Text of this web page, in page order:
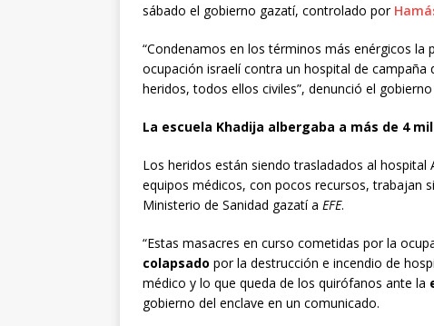
sábado el gobierno gazatí, controlado por
“Condenamos en los términos más enérgicos
ocupación israelí contra un hospital de
heridos, todos ellos civiles”, denunció el
La escuela Khadija albergaba a más de 4
Los heridos están siendo trasladados al
equipos médicos, con pocos recursos, trabajan
Ministerio de Sanidad gazatí a EFE.
“Estas masacres en curso cometidas por la
colapsado por la destrucción e incendio de
médico y lo que queda de los quirófanos ante la
gobierno del enclave en un comunicado.